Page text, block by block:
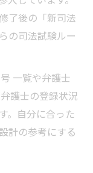
了後の「新司法
の司法試験ルー
一覧や弁護士
護士の登録状況
。自分に合った
計の参考にする